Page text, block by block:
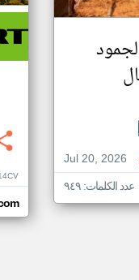
Jul 20, 2026
عدد الكلمات: ٩٤٩